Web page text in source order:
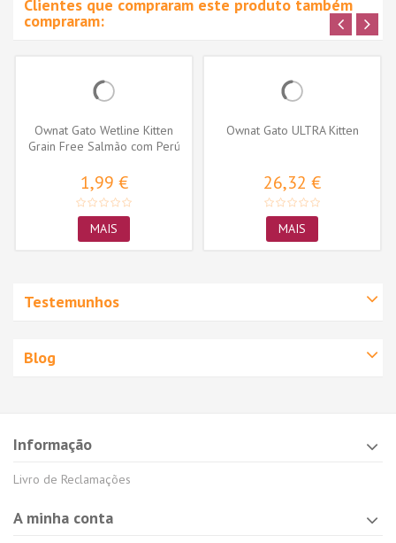
Clientes que compraram este produto também
compraram:
Ownat Gato Wetline Kitten
Grain Free Salmão com Perú
1,99 €
MAIS
Ownat Gato ULTRA Kitten
26,32 €
MAIS
Testemunhos
Blog
Informação
Livro de Reclamações
A minha conta